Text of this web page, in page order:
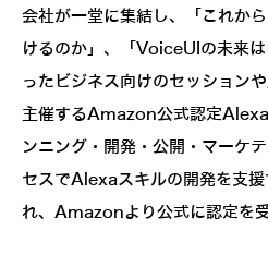
会社が一堂に集結し、「これか
けるのか」、「VoiceUIの未来
ったビジネス向けのセッションや
主催するAmazon公式認定
ンニング・開発・公開・マーケ
セスでAlexaスキルの開発を支
れ、Amazonより公式に認定を受